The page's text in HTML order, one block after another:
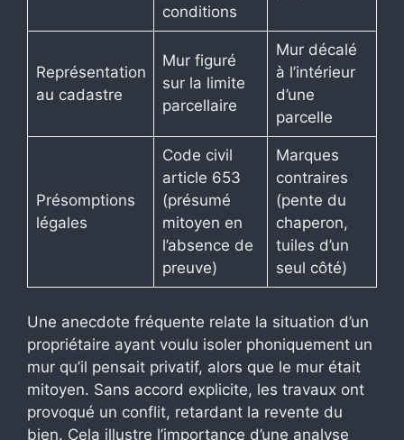
conditions
Représentation
au cadastre
Mur figuré
sur la limite
parcellaire
Mur décalé
à l’intérieur
d’une
parcelle
Présomptions
légales
Code civil
article 653
(présumé
mitoyen en
l’absence de
preuve)
Marques
contraires
(pente du
chaperon,
tuiles d’un
seul côté)
Une anecdote fréquente relate la situation d’un
propriétaire ayant voulu isoler phoniquement un
mur qu’il pensait privatif, alors que le mur était
mitoyen. Sans accord explicite, les travaux ont
provoqué un conflit, retardant la revente du
bien. Cela illustre l’importance d’une analyse